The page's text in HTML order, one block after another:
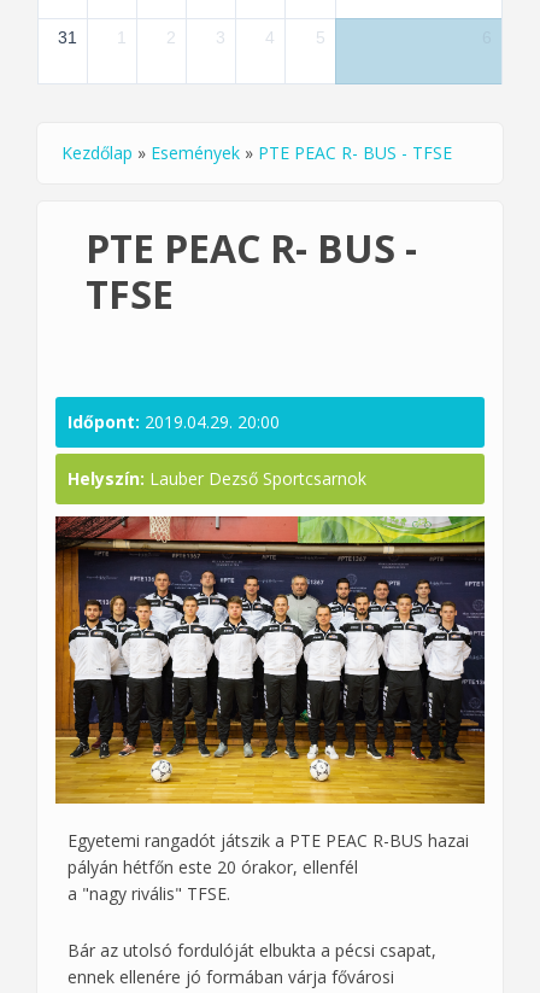
31 1 2 3 4 5
Jelenlegi hely
Kezdőlap » Események » PTE PEAC R- BUS - TFSE
PTE PEAC R- BUS -
TFSE
Időpont: 2019.04.29. 20:00
Helyszín: Lauber Dezső Sportcsarnok
Egyetemi rangadót játszik a PTE PEAC R-BUS hazai
pályán hétfőn este 20 órakor, ellenfél
a "nagy rivális" TFSE.
Bár az utolsó fordulóját elbukta a pécsi csapat,
ennek ellenére jó formában várja fővárosi